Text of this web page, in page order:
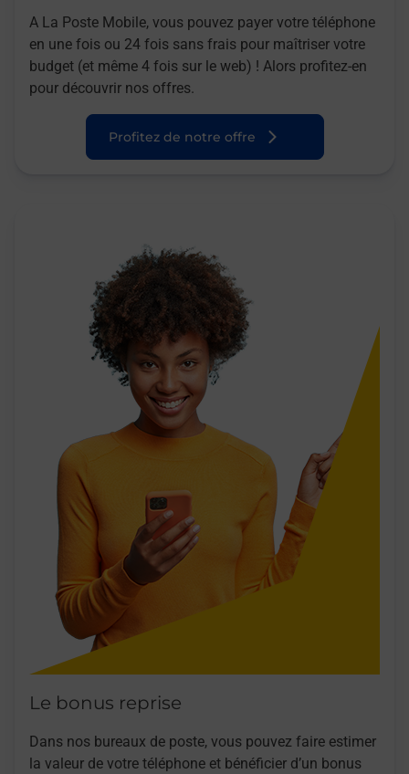
A La Poste Mobile, vous pouvez payer votre téléphone
en une fois ou 24 fois sans frais pour maîtriser votre
budget (et même 4 fois sur le web) ! Alors profitez-en
pour découvrir nos offres.
Profitez de notre offre
Le bonus reprise
Dans nos bureaux de poste, vous pouvez faire estimer
la valeur de votre téléphone et bénéficier d’un bonus